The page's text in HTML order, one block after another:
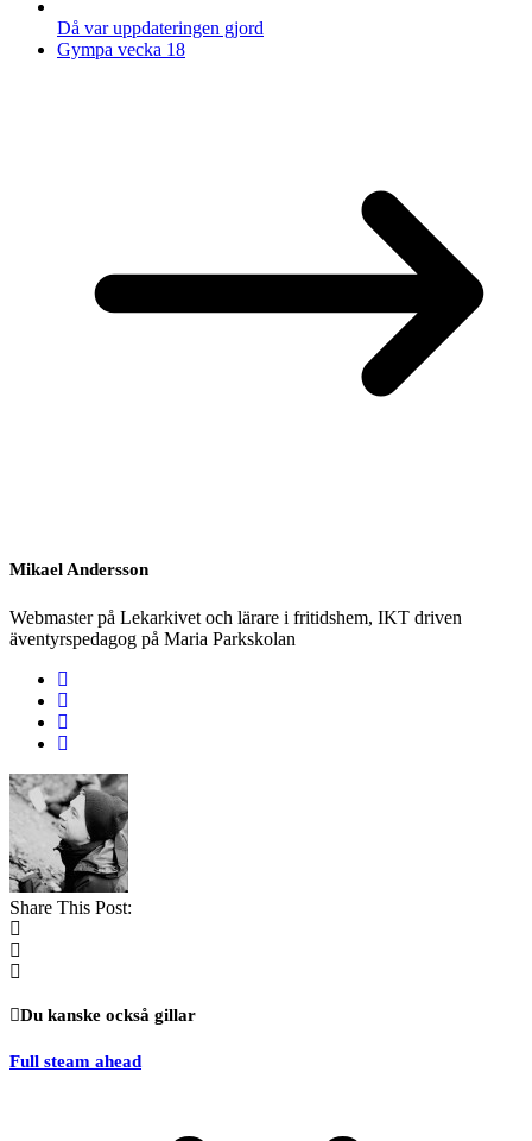
Då var uppdateringen gjord
Gympa vecka 18
Mikael Andersson
Webmaster på Lekarkivet och lärare i fritidshem, IKT driven
äventyrspedagog på Maria Parkskolan
Share This Post:
Du kanske också gillar
Full steam ahead